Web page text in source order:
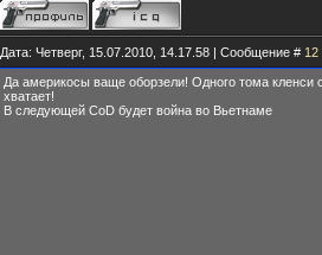
Дата: Четверг, 15.07.2010, 14.17.58 | Сообщение # 12
Да америкосы ваще оборзели! Одного тома кленси
хватает!
В следующей CoD будет война во Вьетнаме